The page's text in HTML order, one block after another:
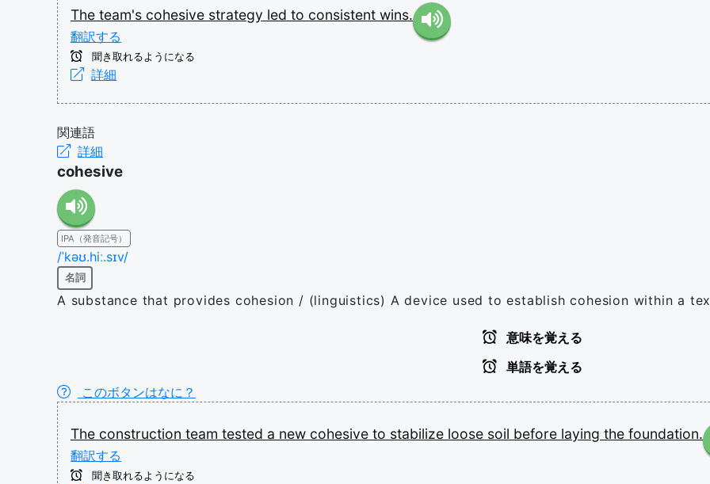
The team's cohesive strategy led to consistent wins.
翻訳する
聞き取れるようになる
詳細
関連語
詳細
cohesive
IPA（発音記号）
/ˈkəʊ.hiː.sɪv/
名詞
A substance that provides cohesion / (linguistics) A device used to establish cohesion within a
意味を覚える
単語を覚える
このボタンはなに？
The construction team tested a new cohesive to stabilize loose soil before laying the foundation.
翻訳する
聞き取れるようになる